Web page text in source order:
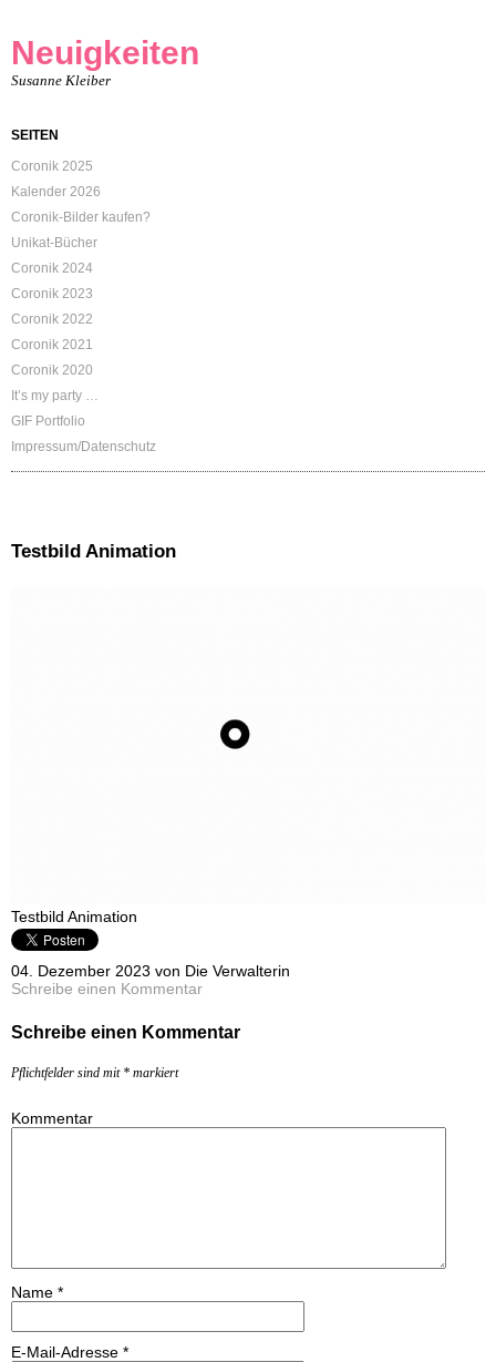
Neuigkeiten
Susanne Kleiber
SEITEN
Coronik 2025
Kalender 2026
Coronik-Bilder kaufen?
Unikat-Bücher
Coronik 2024
Coronik 2023
Coronik 2022
Coronik 2021
Coronik 2020
It’s my party …
GIF Portfolio
Impressum/Datenschutz
Testbild Animation
Testbild Animation
04. Dezember 2023 von Die Verwalterin
Schreibe einen Kommentar
Schreibe einen Kommentar
Pflichtfelder sind mit * markiert
Kommentar
Name *
E-Mail-Adresse *